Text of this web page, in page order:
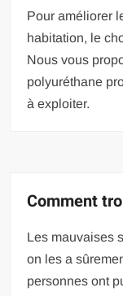
Pour améliorer
habitation, le
Nous vous
polyuréthane
à exploiter.
Comment
Les mauvaises
on les a
personnes ont